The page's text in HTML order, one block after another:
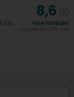
KM
8,6
Note FairGuest
calculée sur 299 avis